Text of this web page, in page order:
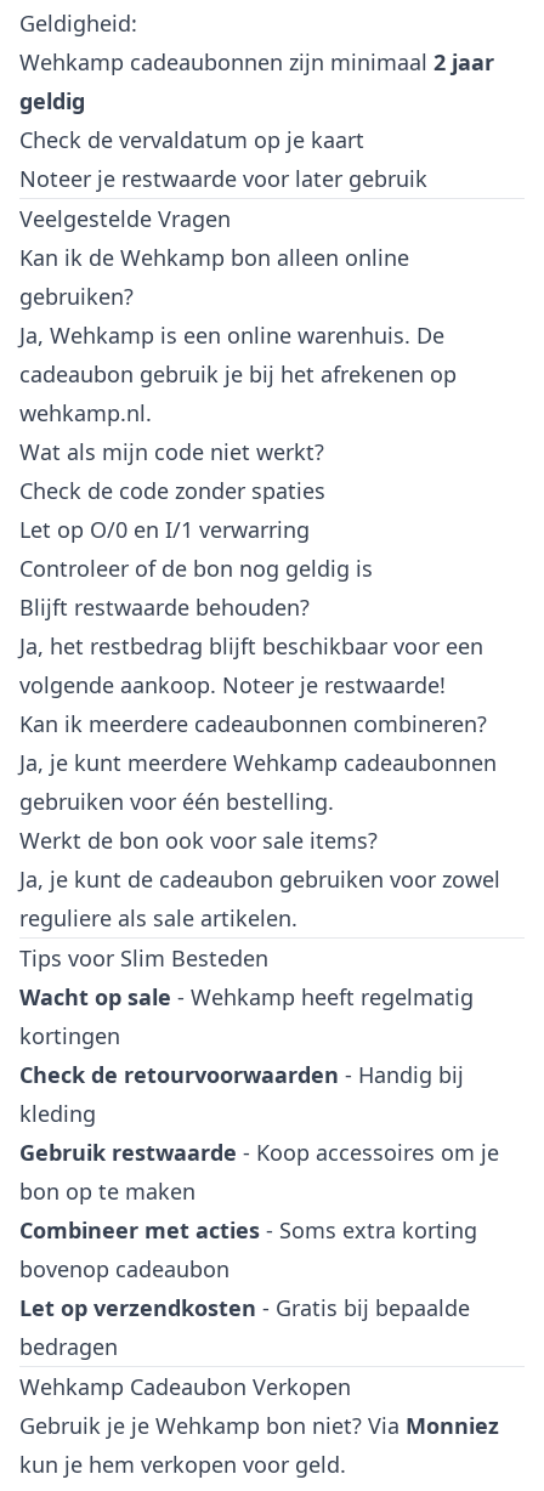
Geldigheid:
Wehkamp cadeaubonnen zijn minimaal 2 jaar
geldig
Check de vervaldatum op je kaart
Noteer je restwaarde voor later gebruik
Veelgestelde Vragen
Kan ik de Wehkamp bon alleen online
gebruiken?
Ja, Wehkamp is een online warenhuis. De
cadeaubon gebruik je bij het afrekenen op
wehkamp.nl.
Wat als mijn code niet werkt?
Check de code zonder spaties
Let op O/0 en I/1 verwarring
Controleer of de bon nog geldig is
Blijft restwaarde behouden?
Ja, het restbedrag blijft beschikbaar voor een
volgende aankoop. Noteer je restwaarde!
Kan ik meerdere cadeaubonnen combineren?
Ja, je kunt meerdere Wehkamp cadeaubonnen
gebruiken voor één bestelling.
Werkt de bon ook voor sale items?
Ja, je kunt de cadeaubon gebruiken voor zowel
reguliere als sale artikelen.
Tips voor Slim Besteden
Wacht op sale - Wehkamp heeft regelmatig
kortingen
Check de retourvoorwaarden - Handig bij
kleding
Gebruik restwaarde - Koop accessoires om je
bon op te maken
Combineer met acties - Soms extra korting
bovenop cadeaubon
Let op verzendkosten - Gratis bij bepaalde
bedragen
Wehkamp Cadeaubon Verkopen
Gebruik je je Wehkamp bon niet? Via Monniez
kun je hem verkopen voor geld.